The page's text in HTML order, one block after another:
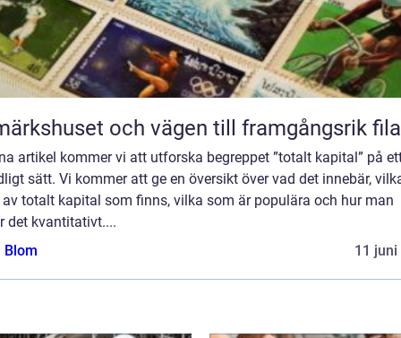
och vägen till framgångsrik
artikel kommer vi att utforska begreppet ”totalt kapital” på
sätt. Vi kommer att ge en översikt över vad det innebär,
av totalt kapital som finns, vilka som är populära och hur man
det kvantitativt....
Blom
11 juni